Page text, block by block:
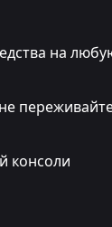
на
консоли